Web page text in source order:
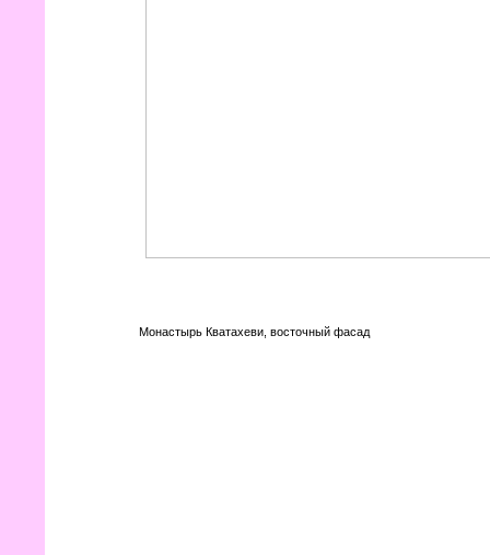
Монастырь Кватахеви, восточный фасад